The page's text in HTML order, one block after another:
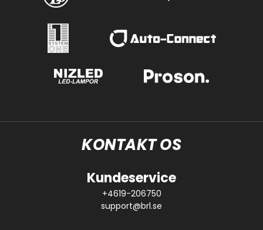
KONTAKT OS
Kundeservice
+4619-206750
support@brl.se